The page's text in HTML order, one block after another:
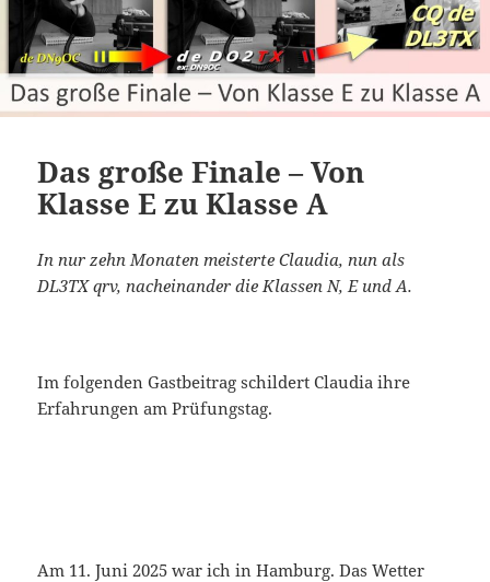
Das große Finale – Von
Klasse E zu Klasse A
In nur zehn Monaten meisterte Claudia, nun als
DL3TX qrv, nacheinander die Klassen N, E und A.
Im folgenden Gastbeitrag schildert Claudia ihre
Erfahrungen am Prüfungstag.
Am 11. Juni 2025 war ich in Hamburg. Das Wetter